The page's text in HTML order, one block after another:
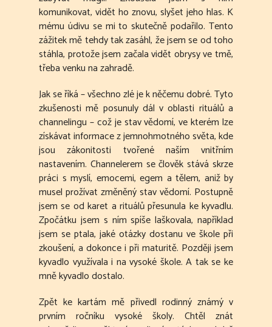
komunikovat, vidět ho znovu, slyšet jeho hlas. K
mému údivu se mi to skutečně podařilo. Tento
zážitek mě tehdy tak zasáhl, že jsem se od toho
stáhla, protože jsem začala vidět obrysy ve tmě,
třeba venku na zahradě.
Jak se říká – všechno zlé je k něčemu dobré. Tyto
zkušenosti mě posunuly dál v oblasti rituálů a
channelingu – což je stav vědomí, ve kterém lze
získávat informace z jemnohmotného světa, kde
jsou zákonitosti tvořené naším vnitřním
nastavením. Channelerem se člověk stává skrze
práci s myslí, emocemi, egem a tělem, aniž by
musel prožívat změněný stav vědomí. Postupně
jsem se od karet a rituálů přesunula ke kyvadlu.
Zpočátku jsem s ním spíše laškovala, například
jsem se ptala, jaké otázky dostanu ve škole při
zkoušení, a dokonce i při maturitě. Později jsem
kyvadlo využívala i na vysoké škole. A tak se ke
mně kyvadlo dostalo.
Zpět ke kartám mě přivedl rodinný známý v
prvním ročníku vysoké školy. Chtěl znát